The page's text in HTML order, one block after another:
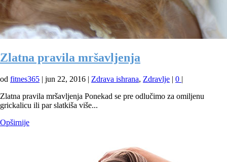
Zlatna pravila mršavljenja
od fitnes365 | jun 22, 2016 | Zdrava ishrana, Zdravlje | 0 |
Zlatna pravila mršavljenja Ponekad se pre odlučimo za omiljenu
grickalicu ili par slatkiša više...
Opširnije